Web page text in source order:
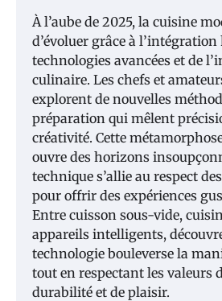
À l’aube de 2025, la cuisine
d’évoluer grâce à
technologies avancées et de
culinaire. Les chefs et
explorent de nouvelles
préparation qui mêlent
créativité. Cette
ouvre des horizons
technique s’allie au respect
pour offrir des expériences
Entre cuisson sous-vide,
appareils intelligents,
technologie bouleverse la
tout en respectant les valeurs
durabilité et de plaisir.